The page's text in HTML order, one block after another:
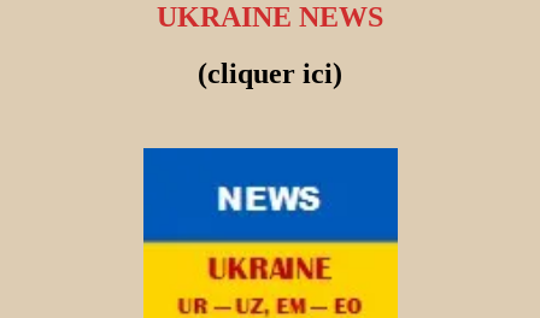
UKRAINE NEWS
(cliquer ici)